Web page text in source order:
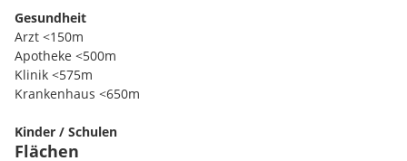
entfernt, was besonders für Praxen von großem Vorteil ist.
Umgebung Kindergärten, Schulen, eine Universität sowie eine
lebendige Atmosphäre schaffen und für einen regen Austausch
Für die Mittagspause oder Besorgungen stehen Ihnen
und ein Einkaufszentrum zur Verfügung. Hier können Sie sich
versorgen und Ihren Arbeitstag angenehm gestalten.
Gesundheit
Arzt <150m
Apotheke <500m
Klinik <575m
Krankenhaus <650m
Kinder / Schulen
Kindergarten <375m
Flächen